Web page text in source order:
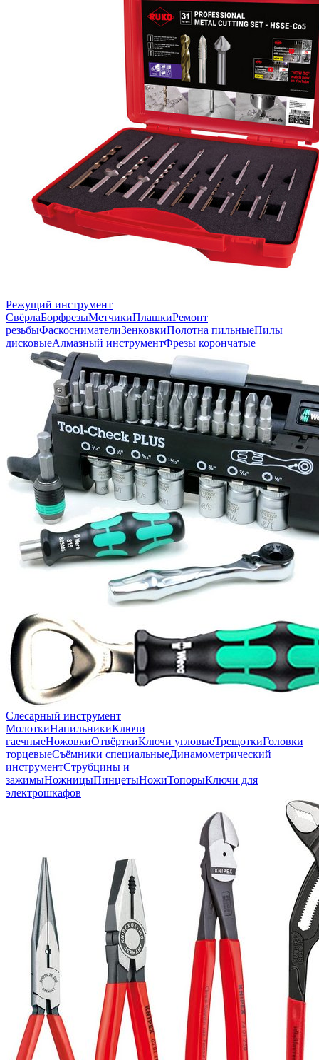
Режущий инструмент
СвёрлаБорфрезыМетчикиПлашкиРемонт
резьбыФаскоснимателиЗенковкиПолотна пильныеПилы
дисковыеАлмазный инструментФрезы корончатые
Слесарный инструмент
МолоткиНапильникиКлючи
гаечныеНожовкиОтвёрткиКлючи угловыеТрещоткиГоловки
торцевыеСъёмники специальныеДинамометрический
инструментСтрубцины и
зажимыНожницыПинцетыНожиТопорыКлючи для
электрошкафов